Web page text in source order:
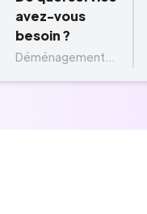
avez-vous
besoin ?
Déménagement...